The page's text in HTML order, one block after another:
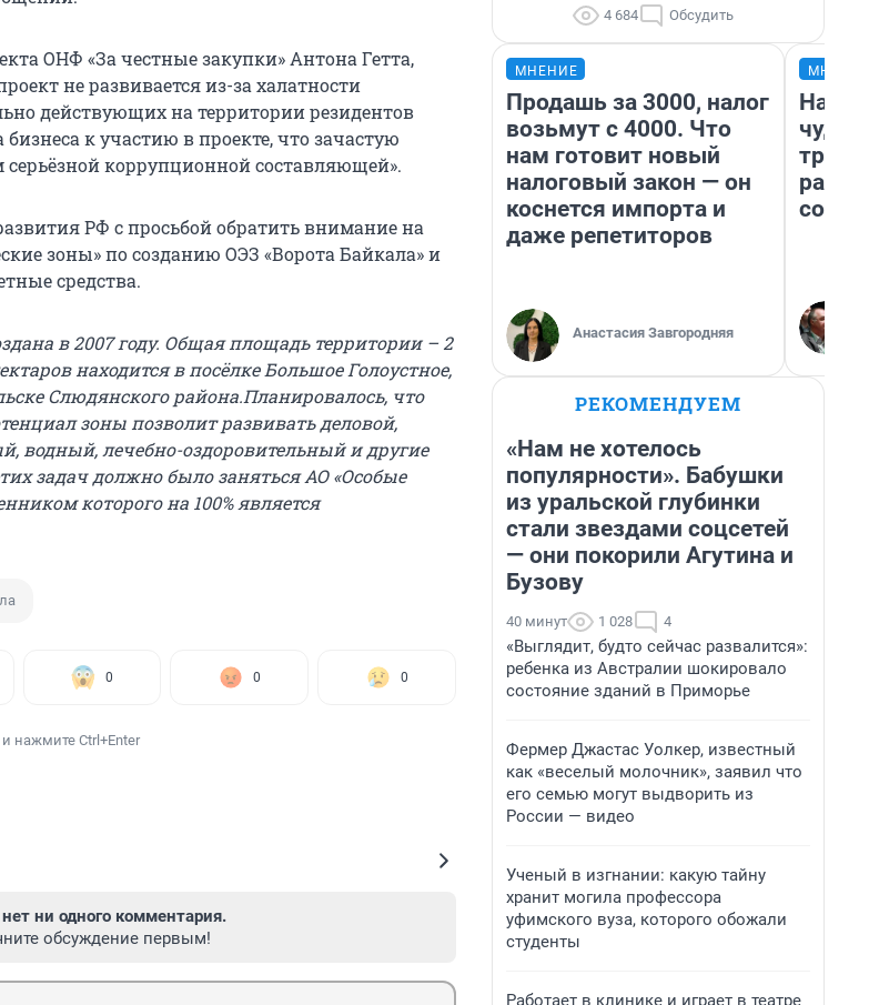
ОНФ «За честные закупки» Антона Гетта,
не развивается из-за халатности
действующих на территории резидентов
к участию в проекте, что зачастую
коррупционной составляющей».
РФ с просьбой обратить внимание на
зоны» по созданию ОЭЗ «Ворота Байкала» и
средства.
в 2007 году. Общая площадь территории – 2
находится в посёлке Большое Голоустное,
Слюдянского района.Планировалось, что
зоны позволит развивать деловой,
водный, лечебно-оздоровительный и другие
задач должно было заняться АО «Особые
которого на 100% является
0 0 0
нажмите Ctrl+Enter
ни одного комментария.
обсуждение первым!
4 684 Обсудить
МНЕНИЕ
Продашь за 3000, налог
возьмут с 4000. Что
нам готовит новый
налоговый закон — он
коснется импорта и
даже репетиторов
Анастасия Завгородняя
РЕКОМЕНДУЕМ
«Нам не хотелось
популярности». Бабушки
из уральской глубинки
стали звездами соцсетей
— они покорили Агутина и
Бузову
40 минут 1 028 4
«Выглядит, будто сейчас развалится»:
ребенка из Австралии шокировало
состояние зданий в Приморье
Фермер Джастас Уолкер, известный
как «веселый молочник», заявил что
его семью могут выдворить из
России — видео
Ученый в изгнании: какую тайну
хранит могила профессора
уфимского вуза, которого обожали
студенты
Работает в клинике и играет в театре